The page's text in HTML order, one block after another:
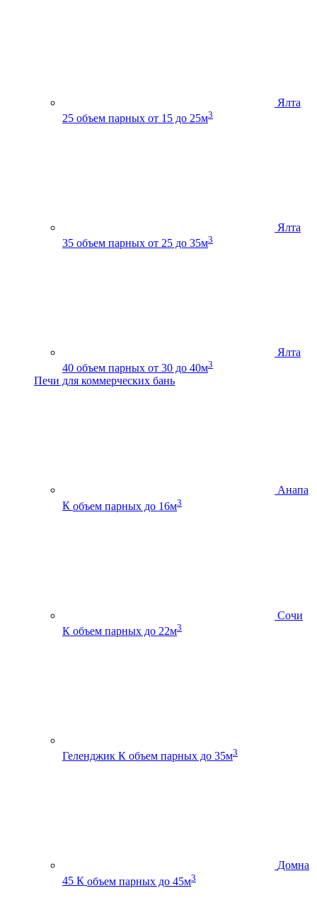
Ялта
25 объем парных от 15 до 25м3
Ялта
35 объем парных от 25 до 35м3
Ялта
40 объем парных от 30 до 40м3
Печи для коммерческих бань
Анапа
К объем парных до 16м3
Сочи
К объем парных до 22м3
Геленджик К объем парных до 35м3
Домна
45 К объем парных до 45м3